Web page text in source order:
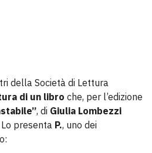
della Società di Lettura
di un libro che, per l’edizione
, di Giulia Lombezzi
presenta P., uno dei